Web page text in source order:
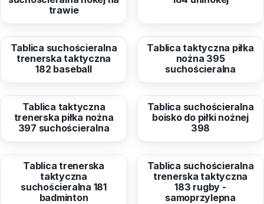
trawie
Tablica suchościeralna
trenerska taktyczna
182 baseball
Tablica taktyczna piłka
nożna 395
suchościeralna
Tablica taktyczna
trenerska piłka nożna
397 suchościeralna
Tablica suchościeralna
boisko do piłki nożnej
398
Tablica trenerska
taktyczna
suchościeralna 181
badminton
Tablica suchościeralna
trenerska taktyczna
183 rugby -
samoprzylepna